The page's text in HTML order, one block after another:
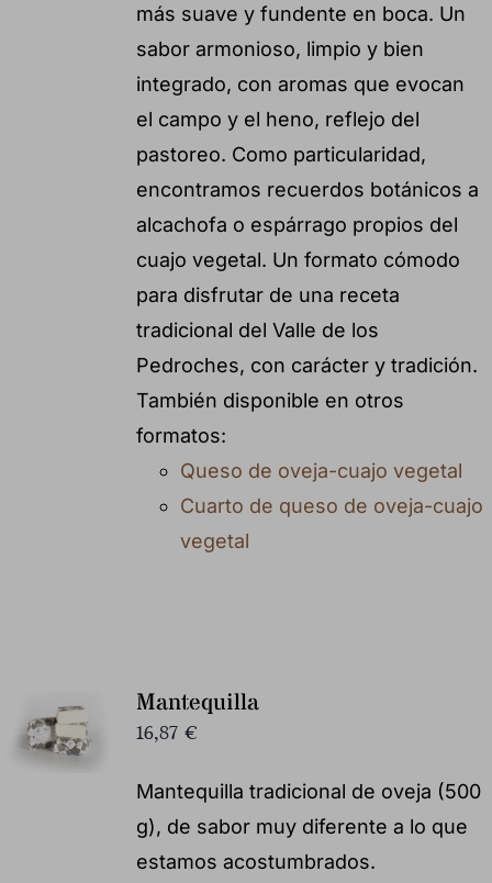
más suave y fundente en boca. Un
sabor armonioso, limpio y bien
integrado, con aromas que evocan
el campo y el heno, reflejo del
pastoreo. Como particularidad,
encontramos recuerdos botánicos a
alcachofa o espárrago propios del
cuajo vegetal. Un formato cómodo
para disfrutar de una receta
tradicional del Valle de los
Pedroches, con carácter y tradición.
También disponible en otros
formatos:
Queso de oveja-cuajo vegetal
Cuarto de queso de oveja-cuajo
vegetal
Mantequilla
16,87 €
Mantequilla tradicional de oveja (500
g), de sabor muy diferente a lo que
estamos acostumbrados.